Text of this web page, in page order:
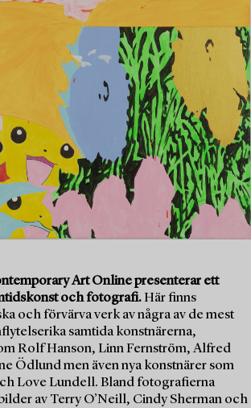
Art Online presenterar ett
och fotografi.Här finns
och förvärva verk av några av de mest
samtida konstnärerna,
Rolf Hanson, Linn Fernström, Alfred
Ödlund men även nya konstnärer som
Love Lundell. Bland fotografierna
av Terry O’Neill, Cindy Sherman och